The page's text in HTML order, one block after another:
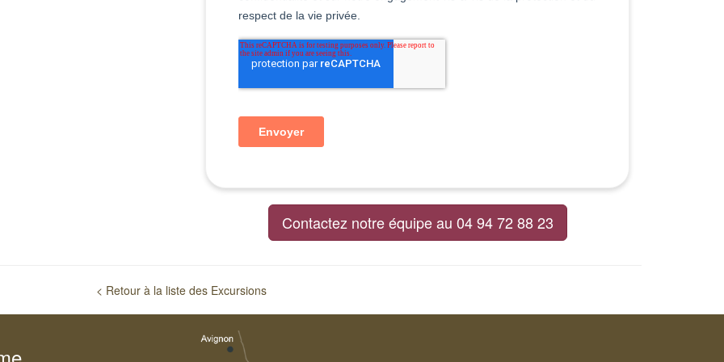
Contactez notre équipe au 04 94 72 88 23
< Retour à la liste des Excursions